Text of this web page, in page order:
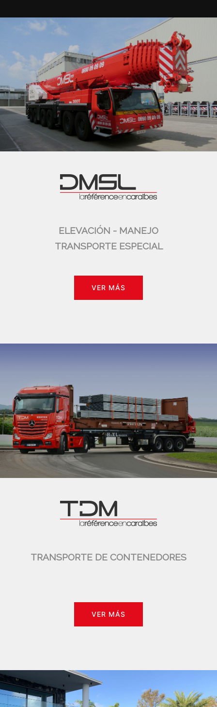
ELEVACIÓN - MANEJO
TRANSPORTE ESPECIAL
VER MÁS
TRANSPORTE DE CONTENEDORES
VER MÁS